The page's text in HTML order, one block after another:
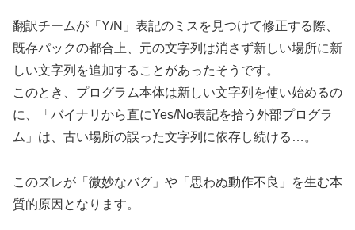
翻訳チームが「Y/N」表記のミスを見つけて修正する際、
既存パックの都合上、元の文字列は消さず新しい場所に新
しい文字列を追加することがあったそうです。
このとき、プログラム本体は新しい文字列を使い始めるの
に、「バイナリから直にYes/No表記を拾う外部プログラ
ム」は、古い場所の誤った文字列に依存し続ける…。
このズレが「微妙なバグ」や「思わぬ動作不良」を生む本
質的原因となります。